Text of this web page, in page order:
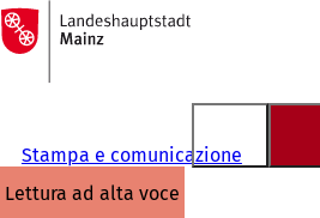
Vai al contenuto
Alla
pagina
iniziale
Stampa e comunicazione
lettura ad alta voce